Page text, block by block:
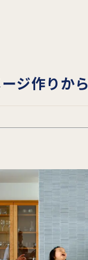
ジ作りから